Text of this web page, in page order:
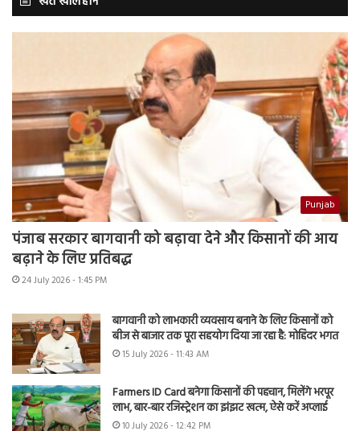
Punjab
पंजाब सरकार बागवानी को बढ़ावा देने और किसानों की आय
बढ़ाने के लिए प्रतिबद्ध
24 July 2026 - 1:45 PM
बागवानी को लाभकारी व्यवसाय बनाने के लिए किसानों को
बीज से बाजार तक पूरा सहयोग दिया जा रहा है: मोहिंदर भगत
15 July 2026 - 11:43 AM
Farmers ID Card बनेगा किसानों की पहचान, मिलेंगे भरपूर
लाभ, बार-बार रजिस्ट्रेशन का झंझट खत्म, ऐसे करें अप्लाई
10 July 2026 - 12:42 PM